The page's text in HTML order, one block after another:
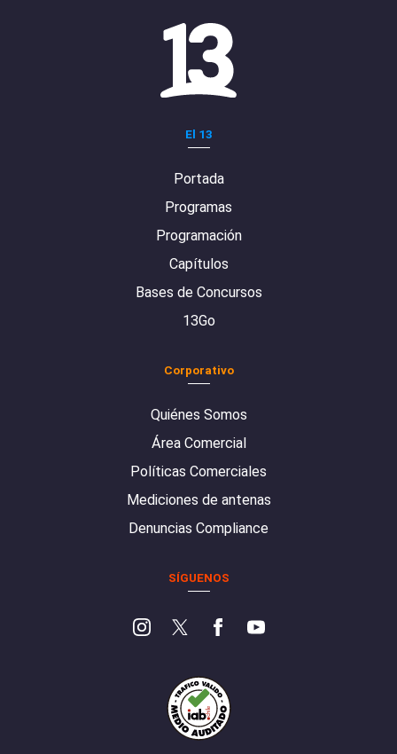
El 13
Portada
Programas
Programación
Capítulos
Bases de Concursos
13Go
Corporativo
Quiénes Somos
Área Comercial
Políticas Comerciales
Mediciones de antenas
Denuncias Compliance
SÍGUENOS